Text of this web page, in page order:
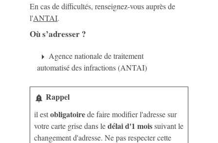
En cas de difficultés, renseignez-vous auprès de
l'ANTAI.
Où s’adresser ?
arrow_rightAgence nationale de traitement
automatisé des infractions (ANTAI)
notification_important Rappel
il estobligatoiredefaire modifier l'adresse sur
votre carte grisedans ledélai d'1 moissuivant le
changement d'adresse. Ne pas respecter cette